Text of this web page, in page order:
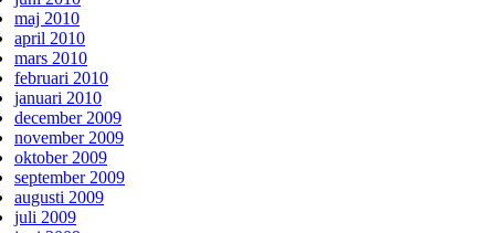
maj 2010
april 2010
mars 2010
februari 2010
januari 2010
december 2009
november 2009
oktober 2009
september 2009
augusti 2009
juli 2009